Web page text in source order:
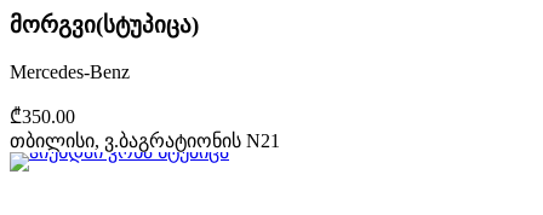
მორგვი(სტუპიცა)
Mercedes-Benz
₾350.00
თბილისი, ვ.ბაგრატიონის N21